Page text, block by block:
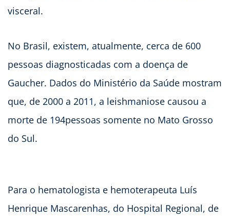
visceral.
No Brasil, existem, atualmente, cerca de 600
pessoas diagnosticadas com a doença de
Gaucher. Dados do Ministério da Saúde mostram
que, de 2000 a 2011, a leishmaniose causou a
morte de 194pessoas somente no Mato Grosso
do Sul.
Para o hematologista e hemoterapeuta Luís
Henrique Mascarenhas, do Hospital Regional, de